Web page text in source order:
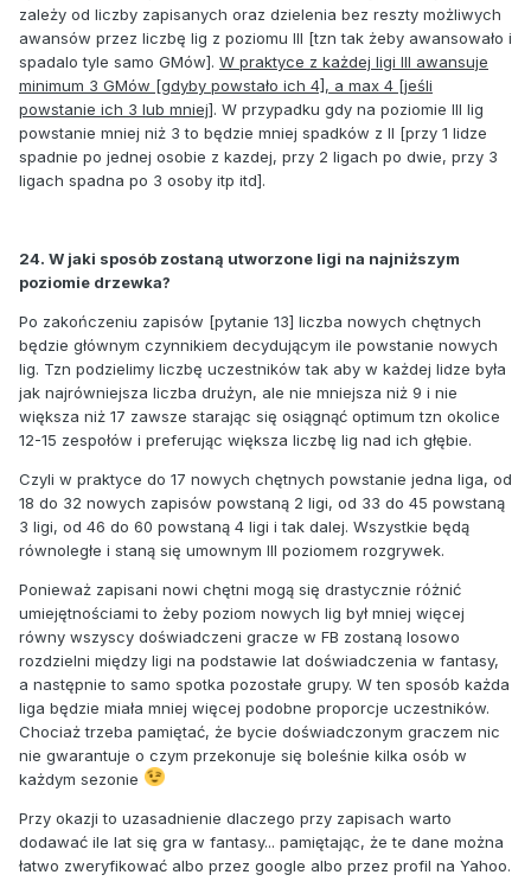
zależy od liczby zapisanych oraz dzielenia bez reszty możliwych
awansów przez liczbę lig z poziomu III [tzn tak żeby awansowało i
spadalo tyle samo GMów]. W praktyce z każdej ligi III awansuje
minimum 3 GMów [gdyby powstało ich 4], a max 4 [jeśli
powstanie ich 3 lub mniej]. W przypadku gdy na poziomie III lig
powstanie mniej niż 3 to będzie mniej spadków z II [przy 1 lidze
spadnie po jednej osobie z kazdej, przy 2 ligach po dwie, przy 3
ligach spadna po 3 osoby itp itd].
24. W jaki sposób zostaną utworzone ligi na najniższym
poziomie drzewka?
Po zakończeniu zapisów [pytanie 13] liczba nowych chętnych
będzie głównym czynnikiem decydującym ile powstanie nowych
lig. Tzn podzielimy liczbę uczestników tak aby w każdej lidze była
jak najrówniejsza liczba drużyn, ale nie mniejsza niż 9 i nie
większa niż 17 zawsze starając się osiągnąć optimum tzn okolice
12-15 zespołów i preferując większa liczbę lig nad ich głębie.
Czyli w praktyce do 17 nowych chętnych powstanie jedna liga, od
18 do 32 nowych zapisów powstaną 2 ligi, od 33 do 45 powstaną
3 ligi, od 46 do 60 powstaną 4 ligi i tak dalej. Wszystkie będą
równoległe i staną się umownym III poziomem rozgrywek.
Ponieważ zapisani nowi chętni mogą się drastycznie różnić
umiejętnościami to żeby poziom nowych lig był mniej więcej
równy wszyscy doświadczeni gracze w FB zostaną losowo
rozdzielni między ligi na podstawie lat doświadczenia w fantasy,
a następnie to samo spotka pozostałe grupy. W ten sposób każda
liga będzie miała mniej więcej podobne proporcje uczestników.
Chociaż trzeba pamiętać, że bycie doświadczonym graczem nic
nie gwarantuje o czym przekonuje się boleśnie kilka osób w
każdym sezonie
Przy okazji to uzasadnienie dlaczego przy zapisach warto
dodawać ile lat się gra w fantasy... pamiętając, że te dane można
łatwo zweryfikować albo przez google albo przez profil na Yahoo.